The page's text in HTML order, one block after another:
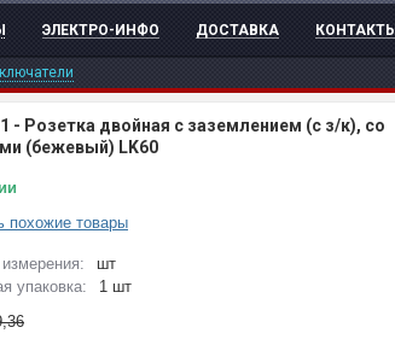
ЭЛЕКТРО-ИНФО ДОСТАВКА КОНТАКТЫ
- Розетка двойная с заземлением (с з/к), со
(бежевый) LK60
похожие товары
шт
упаковка:
1 шт